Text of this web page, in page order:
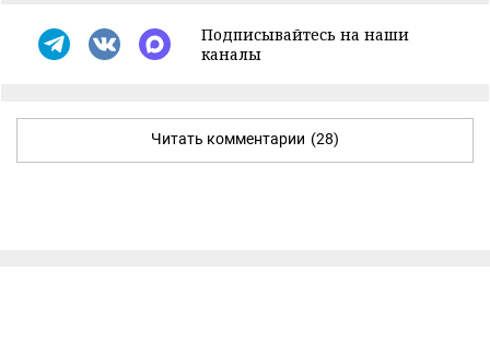
Подписывайтесь на наши
каналы
Читать комментарии (28)